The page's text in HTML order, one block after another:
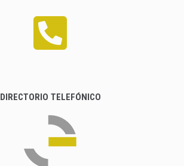
DIRECTORIO TELEFÓNICO